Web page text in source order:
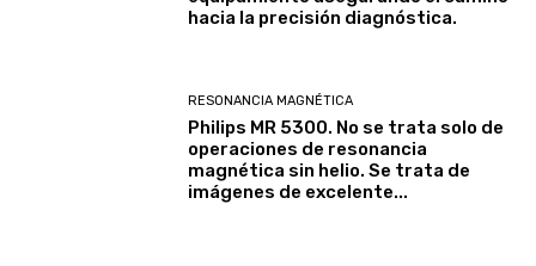
hacia la precisión diagnóstica.
RESONANCIA MAGNÉTICA
Philips MR 5300. No se trata solo de
operaciones de resonancia
magnética sin helio. Se trata de
imágenes de excelente...